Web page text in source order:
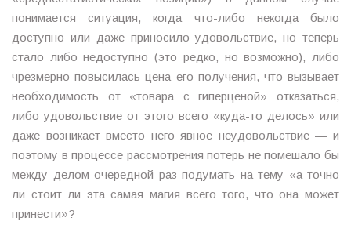
понимается ситуация, когда что-либо некогда было
доступно или даже приносило удовольствие, но теперь
стало либо недоступно (это редко, но возможно), либо
чрезмерно повысилась цена его получения, что вызывает
необходимость от «товара с гиперценой» отказаться,
либо удовольствие от этого всего «куда-то делось» или
даже возникает вместо него явное неудовольствие — и
поэтому в процессе рассмотрения потерь не помешало бы
между делом очередной раз подумать на тему «а точно
ли стоит ли эта самая магия всего того, что она может
принести»?